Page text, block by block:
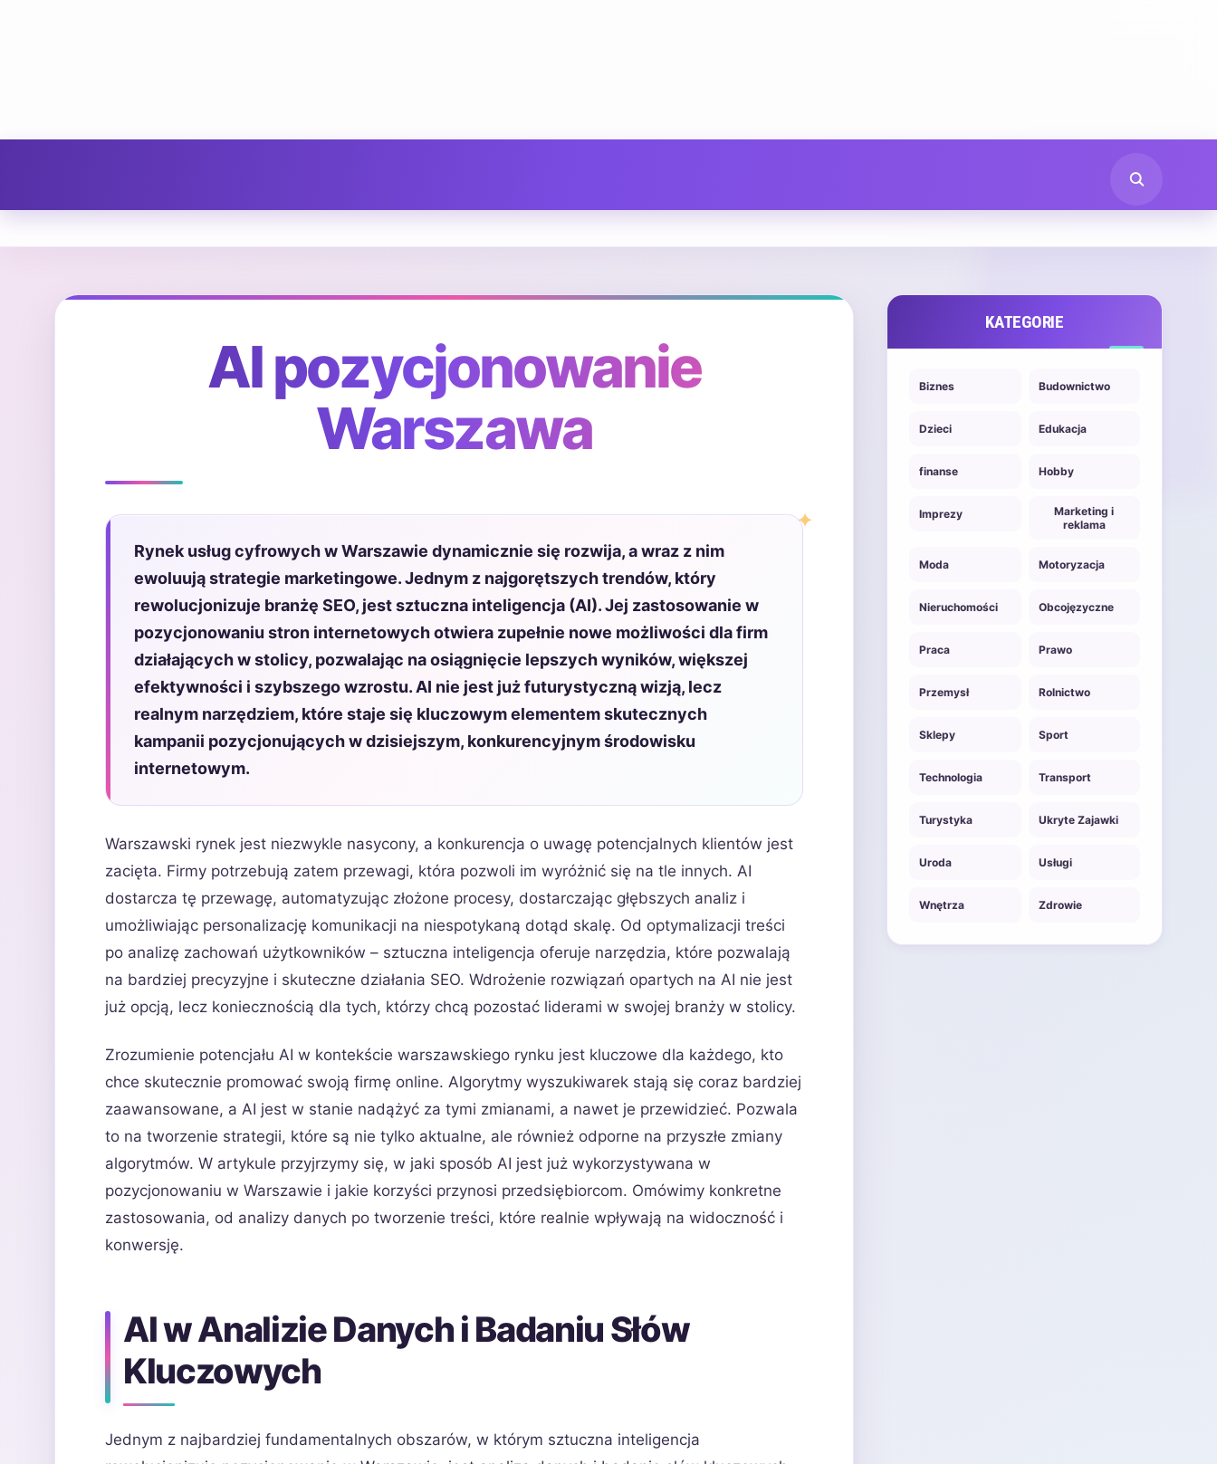
AI pozycjonowanie
Warszawa
Rynek usług cyfrowych w Warszawie dynamicznie się rozwija, a wraz z nim
ewoluują strategie marketingowe. Jednym z najgorętszych trendów, który
rewolucjonizuje branżę SEO, jest sztuczna inteligencja (AI). Jej zastosowanie w
pozycjonowaniu stron internetowych otwiera zupełnie nowe możliwości dla firm
działających w stolicy, pozwalając na osiągnięcie lepszych wyników, większej
efektywności i szybszego wzrostu. AI nie jest już futurystyczną wizją, lecz
realnym narzędziem, które staje się kluczowym elementem skutecznych
kampanii pozycjonujących w dzisiejszym, konkurencyjnym środowisku
internetowym.
Warszawski rynek jest niezwykle nasycony, a konkurencja o uwagę potencjalnych klientów jest
zacięta. Firmy potrzebują zatem przewagi, która pozwoli im wyróżnić się na tle innych. AI
dostarcza tę przewagę, automatyzując złożone procesy, dostarczając głębszych analiz i
umożliwiając personalizację komunikacji na niespotykaną dotąd skalę. Od optymalizacji treści
po analizę zachowań użytkowników – sztuczna inteligencja oferuje narzędzia, które pozwalają
na bardziej precyzyjne i skuteczne działania SEO. Wdrożenie rozwiązań opartych na AI nie jest
już opcją, lecz koniecznością dla tych, którzy chcą pozostać liderami w swojej branży w stolicy.
Zrozumienie potencjału AI w kontekście warszawskiego rynku jest kluczowe dla każdego, kto
chce skutecznie promować swoją firmę online. Algorytmy wyszukiwarek stają się coraz bardziej
zaawansowane, a AI jest w stanie nadążyć za tymi zmianami, a nawet je przewidzieć. Pozwala
to na tworzenie strategii, które są nie tylko aktualne, ale również odporne na przyszłe zmiany
algorytmów. W artykule przyjrzymy się, w jaki sposób AI jest już wykorzystywana w
pozycjonowaniu w Warszawie i jakie korzyści przynosi przedsiębiorcom. Omówimy konkretne
zastosowania, od analizy danych po tworzenie treści, które realnie wpływają na widoczność i
konwersję.
AI w Analizie Danych i Badaniu Słów
Kluczowych
Jednym z najbardziej fundamentalnych obszarów, w którym sztuczna inteligencja
KATEGORIE
Biznes Budownictwo
Dzieci Edukacja
finanse Hobby
Imprezy
Marketing i
reklama
Moda Motoryzacja
Nieruchomości Obcojęzyczne
Praca Prawo
Przemysł Rolnictwo
Sklepy Sport
Technologia Transport
Turystyka Ukryte Zajawki
Uroda Usługi
Wnętrza Zdrowie